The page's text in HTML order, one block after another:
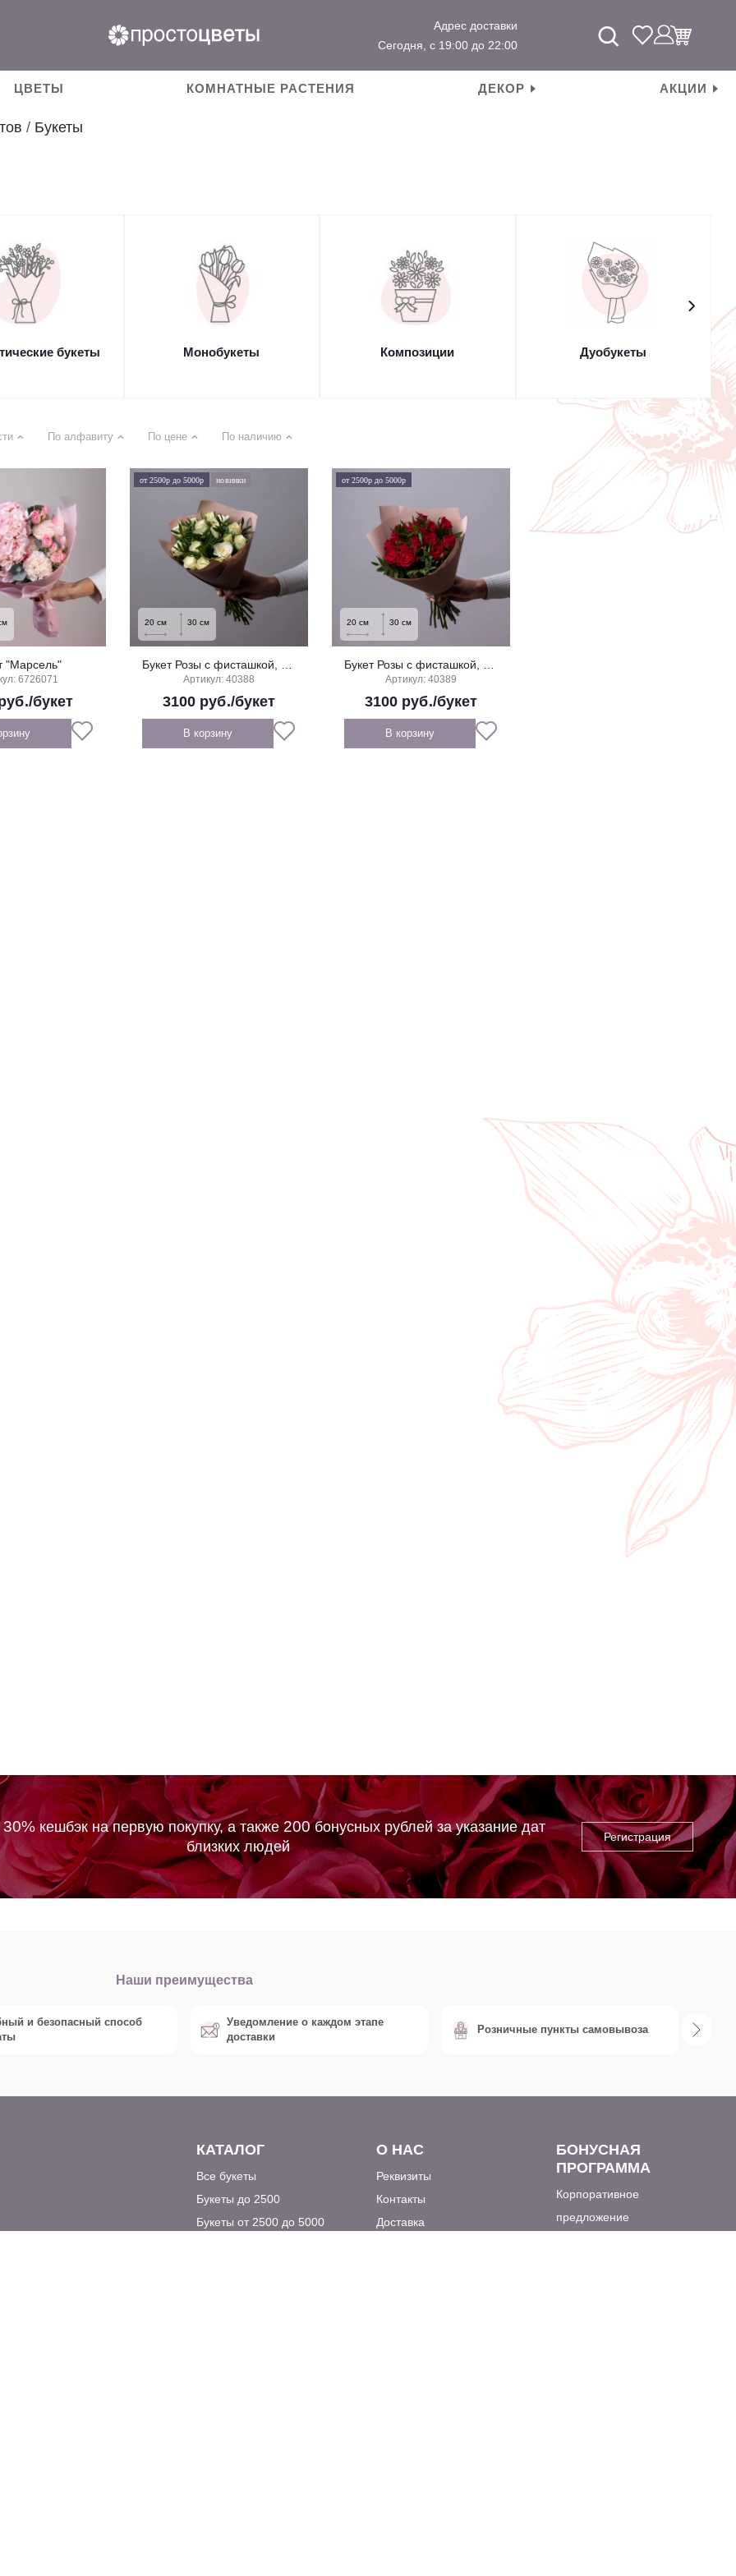
Адрес доставки
Сегодня, с 19:00 до 22:00
ЦВЕТЫ КОМНАТНЫЕ РАСТЕНИЯ ДЕКОР АКЦИИ
/ Букеты
букеты Монобукеты Композиции Дуобукеты
По алфавиту По цене По наличию
"Марсель"
6726071
букет
от 2500р до 5000р новинки
20 см 30 см
Артикул: 40388
3100 руб./букет
В корзину
от 2500р до 5000р
20 см 30 см
Артикул: 40389
3100 руб./букет
В корзину
30%кешбэк на первую покупку, а также 200бонусных рублей за указание дат
близких людей
Наши преимущества
и безопасный способ
Уведомление о каждом этапе
доставки
Розничные пункты самовывоза
КАТАЛОГ
Все букеты
Букеты до 2500
Букеты от 2500 до 5000
О НАС
Реквизиты
Контакты
Доставка
БОНУСНАЯ
ПРОГРАММА
Корпоративное
предложение